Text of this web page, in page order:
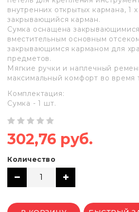
внутренних открытых кармана, 1
закрывающийся карман.
Сумка оснащена
вместительным основным
закрывающимся карманом для
предметов.
Мягкие ручки и наплечный
максимальный комфорт во время
Комплектация:
Сумка - 1 шт.
302,76 руб.
Количество